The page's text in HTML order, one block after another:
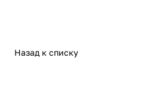
Назад к списку